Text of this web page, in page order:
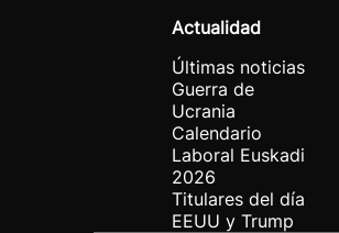
Actualidad
Últimas noticias
Guerra de
Ucrania
Calendario
Laboral Euskadi
2026
Titulares del día
EEUU y Trump